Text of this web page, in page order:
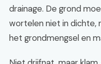
drainage. De grond
wortelen niet in dichte,
het grondmengsel en